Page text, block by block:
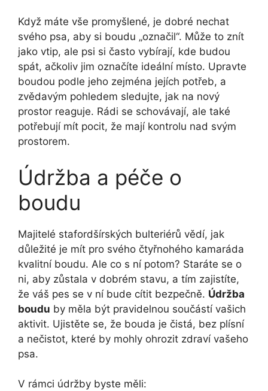
Když máte vše promyšlené, je dobré nechat
svého psa, aby si boudu „označil“. Může to znít
jako vtip, ale psi si často vybírají, kde budou
spát, ačkoliv jim označíte ideální místo. Upravte
boudou podle jeho zejména jejích potřeb, a
zvědavým pohledem sledujte, jak na nový
prostor reaguje. Rádi se schovávají, ale také
potřebují mít pocit, že mají kontrolu nad svým
prostorem.
Údržba a péče o
boudu
Majitelé stafordšírských bulteriérů vědí, jak
důležité je mít pro svého čtyřnohého kamaráda
kvalitní boudu. Ale co s ní potom? Staráte se o
ni, aby zůstala v dobrém stavu, a tím zajistíte,
že váš pes se v ní bude cítit bezpečně. Údržba
boudu by měla být pravidelnou součástí vašich
aktivit. Ujistěte se, že bouda je čistá, bez plísní
a nečistot, které by mohly ohrozit zdraví vašeho
psa.
V rámci údržby byste měli: